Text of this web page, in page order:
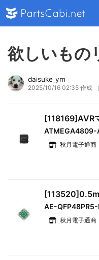
欲しいもの
daisuke_ym
2025/10/16 02:35 作成
[118169]AVR
ATMEGA4809-
秋月電子通商
AE-QFP48PR5-
秋月電子通商